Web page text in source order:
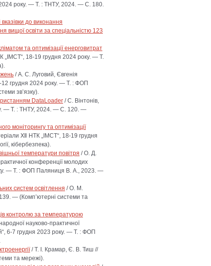
року. — Т. : ТНТУ, 2024. — С. 180.
до виконання
вищої освіти за спеціальністю 123
та оптимізації енерговитрат
18-19 грудня 2024 року. — Т.
/ А. С. Луговий, Євгенія
12 грудня 2024 року. — Т. : ФОП
зв’язку).
DataLoader / С. Вінтонів,
— Т. : ТНТУ, 2024. — С. 120. —
моніторингу та оптимізації
Ⅻ НТК „ІМСТ“, 18-19 грудня
кібербезпека).
температури повітря / О. Д.
конференції молодих
— Т. : ФОП Паляниця В. А., 2023. —
систем освітлення / О. М.
— (Комп’ютерні системи та
контролю за температурою
науково-практичної
6-7 грудня 2023 року. — Т. : ФОП
/ Т. І. Крамар, Є. В. Тиш //
та мережі).